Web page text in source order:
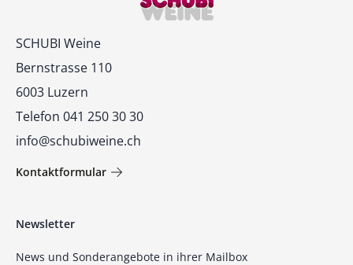
Kontakt
SCHUBI Weine
Bernstrasse 110
6003 Luzern
Telefon 041 250 30 30
info@schubiweine.ch
Kontaktformular
Newsletter
News und Sonderangebote in ihrer Mailbox